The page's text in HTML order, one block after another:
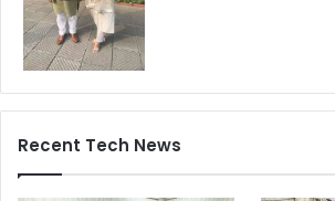
Recent Tech News